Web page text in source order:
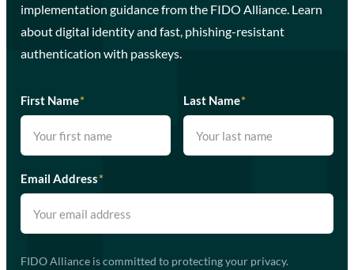
implementation guidance from the FIDO Alliance. Learn
about digital identity and fast, phishing-resistant
authentication with passkeys.
First Name* Last Name*
Email Address*
FIDO Alliance is committed to protecting your privacy.